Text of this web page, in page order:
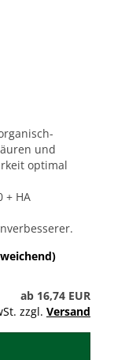
und
optimal
+ HA
ab 16,74 EUR
zzgl. Versand